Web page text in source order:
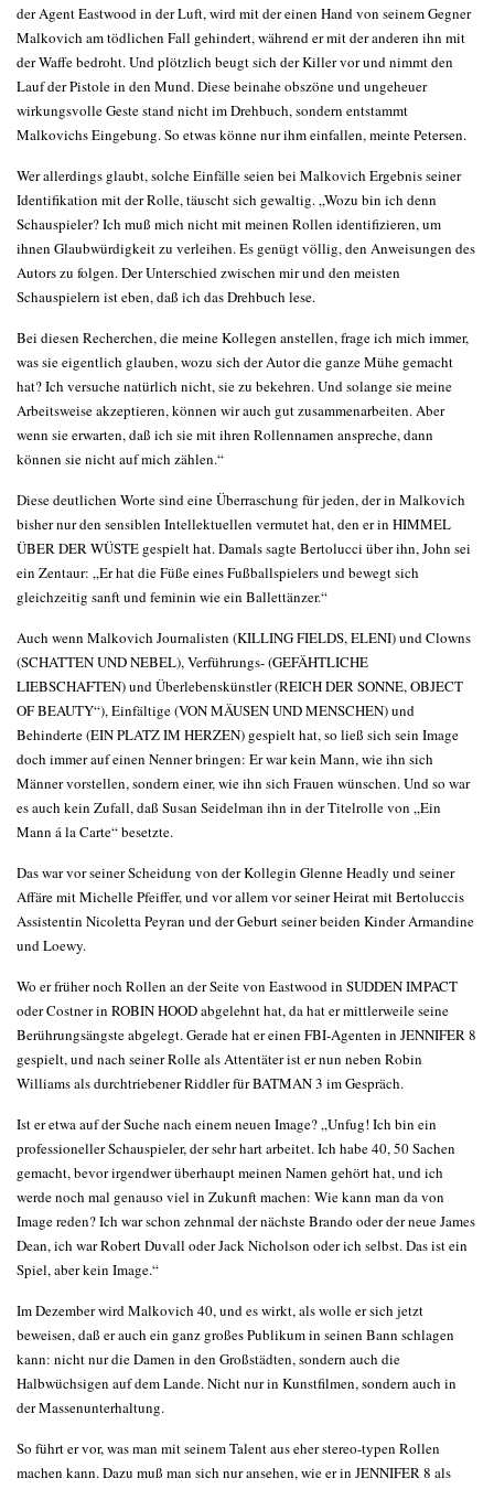
der Agent Eastwood in der Luft, wird mit der einen Hand von seinem Gegner
Malkovich am tödlichen Fall gehindert, während er mit der anderen ihn mit
der Waffe bedroht. Und plötzlich beugt sich der Killer vor und nimmt den
Lauf der Pistole in den Mund. Diese beinahe obszöne und ungeheuer
wirkungsvolle Geste stand nicht im Drehbuch, sondern entstammt
Malkovichs Eingebung. So etwas könne nur ihm einfallen, meinte Petersen.
Wer allerdings glaubt, solche Einfälle seien bei Malkovich Ergebnis seiner
Identifikation mit der Rolle, täuscht sich gewaltig. „Wozu bin ich denn
Schauspieler? Ich muß mich nicht mit meinen Rollen identifizieren, um
ihnen Glaubwürdigkeit zu verleihen. Es genügt völlig, den Anweisungen des
Autors zu folgen. Der Unterschied zwischen mir und den meisten
Schauspielern ist eben, daß ich das Drehbuch lese.
Bei diesen Recherchen, die meine Kollegen anstellen, frage ich mich immer,
was sie eigentlich glauben, wozu sich der Autor die ganze Mühe gemacht
hat? Ich versuche natürlich nicht, sie zu bekehren. Und solange sie meine
Arbeitsweise akzeptieren, können wir auch gut zusammenarbeiten. Aber
wenn sie erwarten, daß ich sie mit ihren Rollennamen anspreche, dann
können sie nicht auf mich zählen.“
Diese deutlichen Worte sind eine Überraschung für jeden, der in Malkovich
bisher nur den sensiblen Intellektuellen vermutet hat, den er in HIMMEL
ÜBER DER WÜSTE gespielt hat. Damals sagte Bertolucci über ihn, John sei
ein Zentaur: „Er hat die Füße eines Fußballspielers und bewegt sich
gleichzeitig sanft und feminin wie ein Ballettänzer.“
Auch wenn Malkovich Journalisten (KILLING FIELDS, ELENI) und Clowns
(SCHATTEN UND NEBEL), Verführungs- (GEFÄHTLICHE
LIEBSCHAFTEN) und Überlebenskünstler (REICH DER SONNE, OBJECT
OF BEAUTY“), Einfältige (VON MÄUSEN UND MENSCHEN) und
Behinderte (EIN PLATZ IM HERZEN) gespielt hat, so ließ sich sein Image
doch immer auf einen Nenner bringen: Er war kein Mann, wie ihn sich
Männer vorstellen, sondern einer, wie ihn sich Frauen wünschen. Und so war
es auch kein Zufall, daß Susan Seidelman ihn in der Titelrolle von „Ein
Mann á la Carte“ besetzte.
Das war vor seiner Scheidung von der Kollegin Glenne Headly und seiner
Affäre mit Michelle Pfeiffer, und vor allem vor seiner Heirat mit Bertoluccis
Assistentin Nicoletta Peyran und der Geburt seiner beiden Kinder Armandine
und Loewy.
Wo er früher noch Rollen an der Seite von Eastwood in SUDDEN IMPACT
oder Costner in ROBIN HOOD abgelehnt hat, da hat er mittlerweile seine
Berührungsängste abgelegt. Gerade hat er einen FBI-Agenten in JENNIFER 8
gespielt, und nach seiner Rolle als Attentäter ist er nun neben Robin
Williams als durchtriebener Riddler für BATMAN 3 im Gespräch.
Ist er etwa auf der Suche nach einem neuen Image? „Unfug! Ich bin ein
professioneller Schauspieler, der sehr hart arbeitet. Ich habe 40, 50 Sachen
gemacht, bevor irgendwer überhaupt meinen Namen gehört hat, und ich
werde noch mal genauso viel in Zukunft machen: Wie kann man da von
Image reden? Ich war schon zehnmal der nächste Brando oder der neue James
Dean, ich war Robert Duvall oder Jack Nicholson oder ich selbst. Das ist ein
Spiel, aber kein Image.“
Im Dezember wird Malkovich 40, und es wirkt, als wolle er sich jetzt
beweisen, daß er auch ein ganz großes Publikum in seinen Bann schlagen
kann: nicht nur die Damen in den Großstädten, sondern auch die
Halbwüchsigen auf dem Lande. Nicht nur in Kunstfilmen, sondern auch in
der Massenunterhaltung.
So führt er vor, was man mit seinem Talent aus eher stereo-typen Rollen
machen kann. Dazu muß man sich nur ansehen, wie er in JENNIFER 8 als